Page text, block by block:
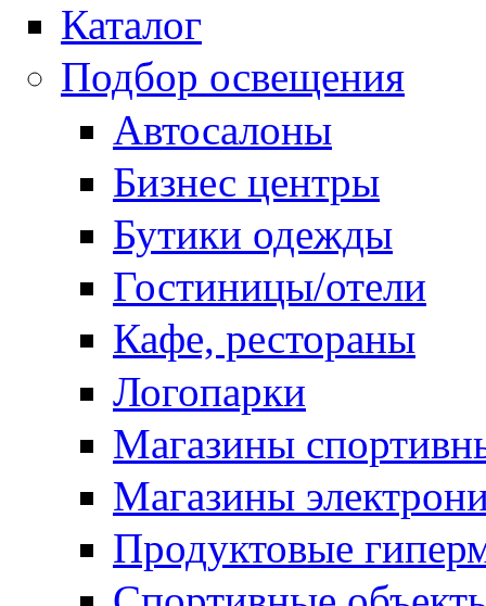
Каталог
Подбор освещения
Автосалоны
Бизнес центры
Бутики одежды
Гостиницы/отели
Кафе, рестораны
Логопарки
Магазины
Магазины
Продуктовые